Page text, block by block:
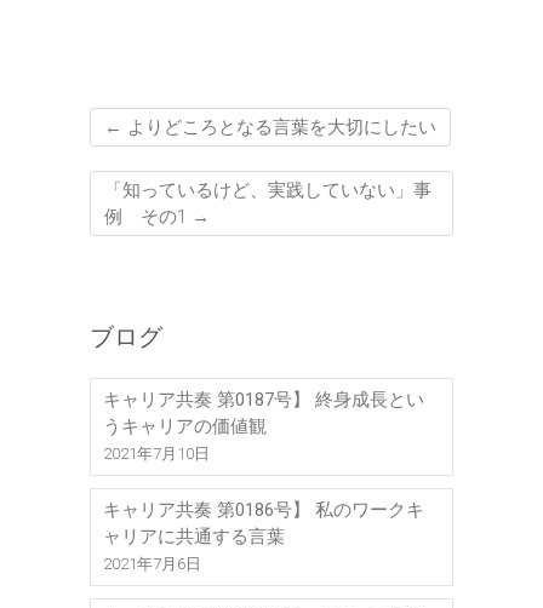
← よりどころとなる言葉を大切にしたい
「知っているけど、実践していない」事
例 その1 →
ブログ
キャリア共奏 第0187号】 終身成長とい
うキャリアの価値観
2021年7月10日
キャリア共奏 第0186号】 私のワークキ
ャリアに共通する言葉
2021年7月6日